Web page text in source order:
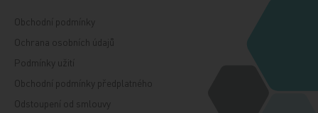
Obchodní podmínky
Ochrana osobních údajů
Podmínky užití
Obchodní podmínky předplatného
Odstoupení od smlouvy